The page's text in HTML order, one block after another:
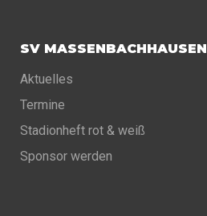
SV MASSENBACHHAUSEN
Aktuelles
Termine
Stadionheft rot & weiß
Sponsor werden